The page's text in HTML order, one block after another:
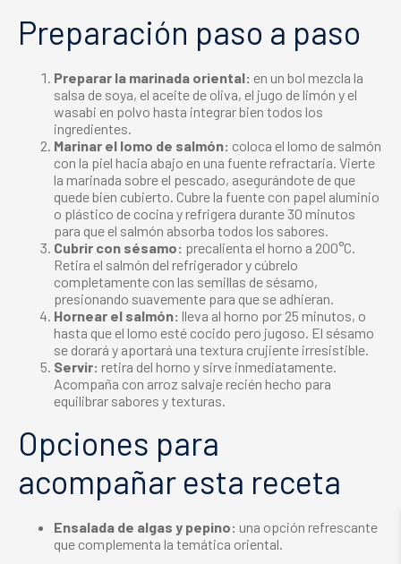
Preparación paso a paso
Preparar la marinada oriental: en un bol mezcla la
salsa de soya, el aceite de oliva, el jugo de limón y el
wasabi en polvo hasta integrar bien todos los
ingredientes.
Marinar el lomo de salmón: coloca el lomo de salmón
con la piel hacia abajo en una fuente refractaria. Vierte
la marinada sobre el pescado, asegurándote de que
quede bien cubierto. Cubre la fuente con papel aluminio
o plástico de cocina y refrigera durante 30 minutos
para que el salmón absorba todos los sabores.
Cubrir con sésamo: precalienta el horno a 200°C.
Retira el salmón del refrigerador y cúbrelo
completamente con las semillas de sésamo,
presionando suavemente para que se adhieran.
Hornear el salmón: lleva al horno por 25 minutos, o
hasta que el lomo esté cocido pero jugoso. El sésamo
se dorará y aportará una textura crujiente irresistible.
Servir: retira del horno y sirve inmediatamente.
Acompaña con arroz salvaje recién hecho para
equilibrar sabores y texturas.
Opciones para
acompañar esta receta
Ensalada de algas y pepino: una opción refrescante
que complementa la temática oriental.